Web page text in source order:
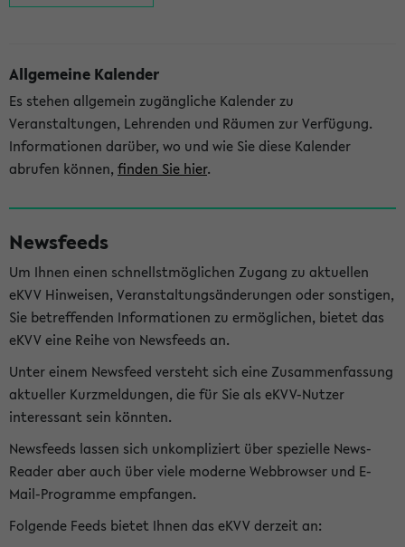
Allgemeine Kalender
Es stehen allgemein zugängliche Kalender zu
Veranstaltungen, Lehrenden und Räumen zur Verfügung.
Informationen darüber, wo und wie Sie diese Kalender
abrufen können, finden Sie hier.
Newsfeeds
Um Ihnen einen schnellstmöglichen Zugang zu aktuellen
eKVV Hinweisen, Veranstaltungsänderungen oder sonstigen,
Sie betreffenden Informationen zu ermöglichen, bietet das
eKVV eine Reihe von Newsfeeds an.
Unter einem Newsfeed versteht sich eine Zusammenfassung
aktueller Kurzmeldungen, die für Sie als eKVV-Nutzer
interessant sein könnten.
Newsfeeds lassen sich unkompliziert über spezielle News-
Reader aber auch über viele moderne Webbrowser und E-
Mail-Programme empfangen.
Folgende Feeds bietet Ihnen das eKVV derzeit an: